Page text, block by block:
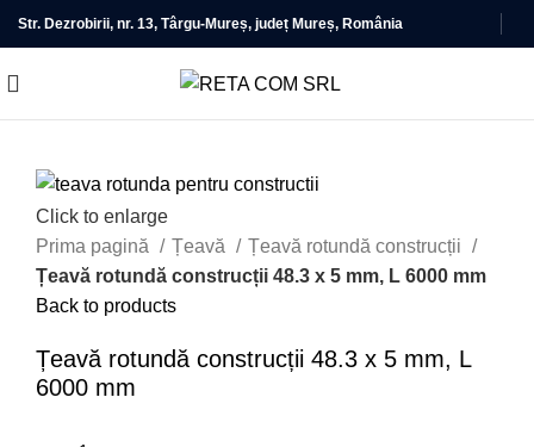
Str. Dezrobirii, nr. 13, Târgu-Mureș, județ Mureș, România
Click to enlarge
Prima pagină
Țeavă
Țeavă rotundă construcții
Țeavă rotundă construcții 48.3 x 5 mm, L 6000 mm
Back to products
Țeavă rotundă construcții 48.3 x 5 mm, L
6000 mm